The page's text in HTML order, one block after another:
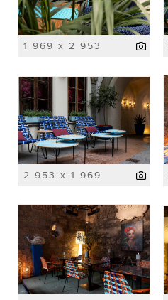
1 969 x 2 953
2 953 x 1 969